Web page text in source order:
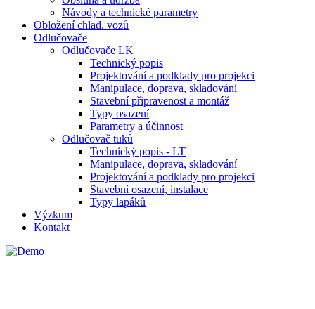
Návody a technické parametry
Obložení chlad. vozů
Odlučovače
Odlučovače LK
Technický popis
Projektování a podklady pro projekci
Manipulace, doprava, skladování
Stavební připravenost a montáž
Typy osazení
Parametry a účinnost
Odlučovač tuků
Technický popis - LT
Manipulace, doprava, skladování
Projektování a podklady pro projekci
Stavební osazení, instalace
Typy lapáků
Výzkum
Kontakt